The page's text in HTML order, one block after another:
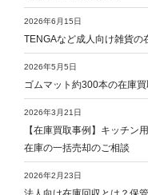
TENGAなど成人向け雑貨の
2026年6月15日
ゴムマット約300本の在庫
2026年5月5日
【在庫買取事例】キッチン
在庫の一括売却のご相談
2026年3月21日
2026年2月23日